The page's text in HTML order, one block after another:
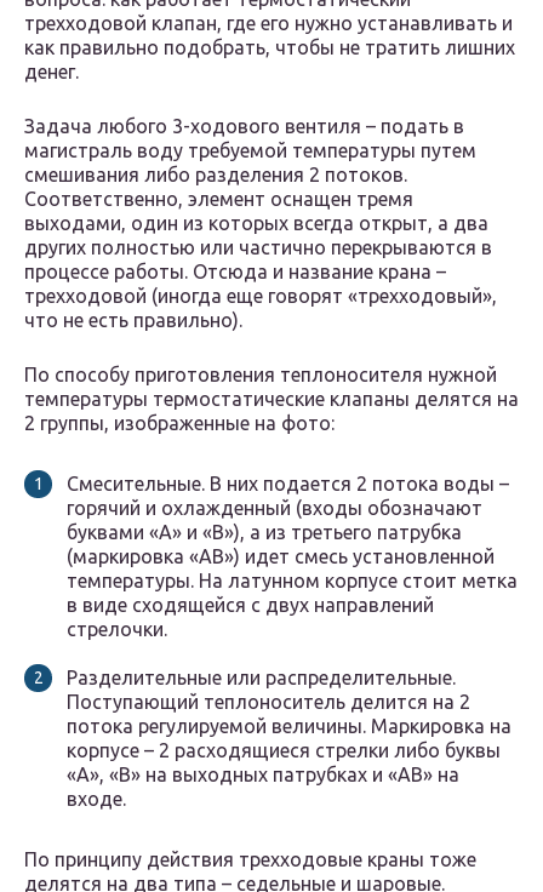
трехходовой клапан, где его нужно устанавливать и
как правильно подобрать, чтобы не тратить лишних
денег.
Задача любого 3-ходового вентиля – подать в
магистраль воду требуемой температуры путем
смешивания либо разделения 2 потоков.
Соответственно, элемент оснащен тремя
выходами, один из которых всегда открыт, а два
других полностью или частично перекрываются в
процессе работы. Отсюда и название крана –
трехходовой (иногда еще говорят «трехходовый»,
что не есть правильно).
По способу приготовления теплоносителя нужной
температуры термостатические клапаны делятся на
2 группы, изображенные на фото:
Смесительные. В них подается 2 потока воды –
горячий и охлажденный (входы обозначают
буквами «А» и «В»), а из третьего патрубка
(маркировка «АВ») идет смесь установленной
температуры. На латунном корпусе стоит метка
в виде сходящейся с двух направлений
стрелочки.
Разделительные или распределительные.
Поступающий теплоноситель делится на 2
потока регулируемой величины. Маркировка на
корпусе – 2 расходящиеся стрелки либо буквы
«А», «В» на выходных патрубках и «АВ» на
входе.
По принципу действия трехходовые краны тоже
делятся на два типа – седельные и шаровые.